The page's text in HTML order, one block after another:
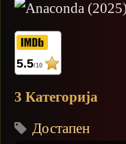
5.5/10
3 Категорија
Достапен